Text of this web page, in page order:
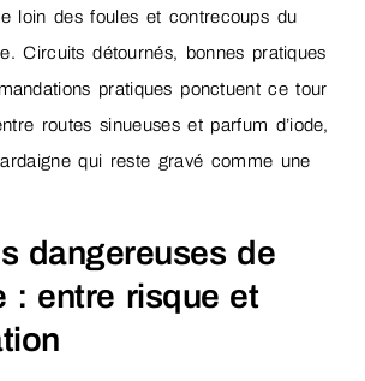
loin des foules et contrecoups du
Circuits détournés, bonnes pratiques
pratiques ponctuent ce tour
routes sinueuses et parfum d’iode,
qui reste gravé comme une
dangereuses de
: entre risque et